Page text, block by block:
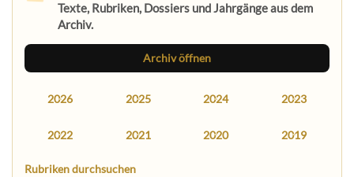
Texte, Rubriken, Dossiers und Jahrgänge aus dem
Archiv.
Archiv öffnen
2026 2025 2024 2023
2022 2021 2020 2019
Rubriken durchsuchen